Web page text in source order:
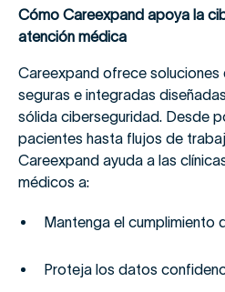
Cómo Careexpand apoya la
atención médica
Careexpand ofrece soluciones
seguras e integradas
sólida ciberseguridad. Desde
pacientes hasta flujos de
Careexpand ayuda a las
médicos a:
Mantenga el cumplimiento
Proteja los datos